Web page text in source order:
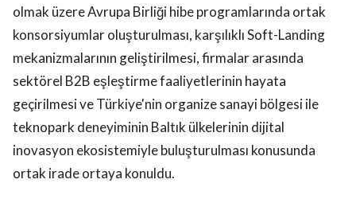
olmak üzere Avrupa Birliği hibe programlarında ortak
konsorsiyumlar oluşturulması, karşılıklı Soft-Landing
mekanizmalarının geliştirilmesi, firmalar arasında
sektörel B2B eşleştirme faaliyetlerinin hayata
geçirilmesi ve Türkiye'nin organize sanayi bölgesi ile
teknopark deneyiminin Baltık ülkelerinin dijital
inovasyon ekosistemiyle buluşturulması konusunda
ortak irade ortaya konuldu.